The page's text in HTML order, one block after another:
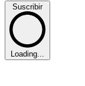
Suscribir
Loading...